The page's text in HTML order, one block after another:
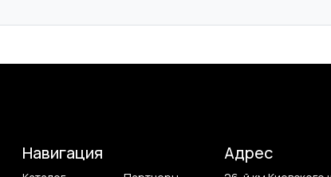
Навигация Адрес